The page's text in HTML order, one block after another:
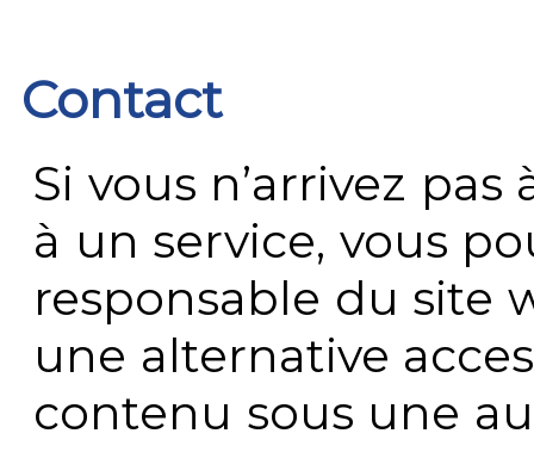
Contact
Si vous n’arrivez
à un service, vous
responsable du site
une alternative
contenu sous une